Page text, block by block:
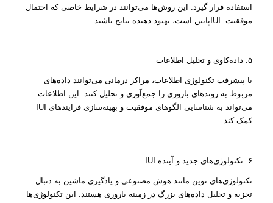
استفاده قرار گیرد. این روش‌ها می‌توانند در شرایط خاصی که احتمال
موفقیت IUIپایین است، بهبود دهنده نتایج باشند.
۵. داده‌کاوی و تحلیل اطلاعات
با پیشرفت تکنولوژی اطلاعات، مراکز درمانی می‌توانند داده‌های
مربوط به روندهای باروری را جمع‌آوری و تحلیل کنند. این اطلاعات
می‌تواند به شناسایی الگوهای موفقیت و بهینه‌سازی فرایندهای IUI
کمک کند.
۶. تکنولوژی‌های جدید و آینده IUI
تکنولوژی‌های نوین مانند هوش مصنوعی و یادگیری ماشین به دنبال
تجزیه و تحلیل داده‌های بزرگ در زمینه باروری هستند. این تکنولوژی‌ها